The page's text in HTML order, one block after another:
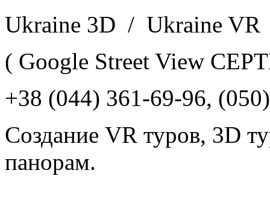
Ukraine 3D / Ukraine VR
( Google Street View
+38 (044) 361-69-96,
Создание VR туров, 3D
панорам.